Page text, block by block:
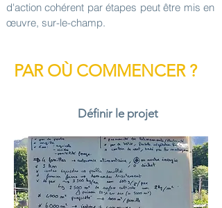
d'action cohérent par étapes peut être mis en
œuvre, sur-le-champ.
PAR OÙ COMMENCER ?
Définir le projet